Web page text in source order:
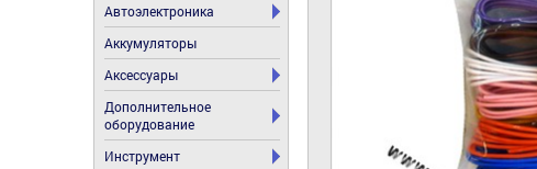
Автоэлектроника
Аккумуляторы
Аксессуары
Дополнительное
оборудование
Инструмент